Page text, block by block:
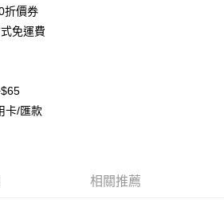
期」，訂單成立後會自動跳轉到大哥付的交易
欲分期的期數、繳款截止日，確認付款後即完
費用金額請依後續交易確認頁面所載為準。
往確認交易或遇審核未通過，訂單將自動取
狀況，表示未達大哥付你分期系統評分，恕無
可選擇「超商條碼／台灣大直營門市／銀行轉
品之後才付款」的支付方式。 讓您購物簡單
需綁卡、不需儲值。
訊認證，即可結帳。
認金額後，即可完成結帳。
含以上)免運費
折價券
免運費
卡/匯款
相關推薦